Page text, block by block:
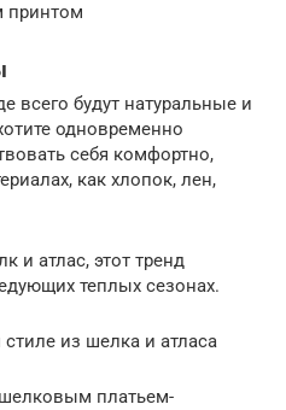
принтом
всего будут натуральные и
одновременно
себя комфортно,
как хлопок, лен,
и атлас, этот тренд
теплых сезонах.
из шелка и атласа
платьем-